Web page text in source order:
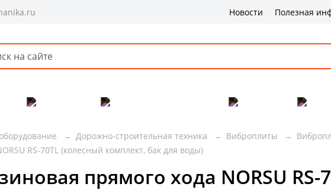
Новости Полезная
Дорожно-строительная техника Виброплиты
RS-70TL (колесный комплект, бак для воды)
прямого хода NORSU